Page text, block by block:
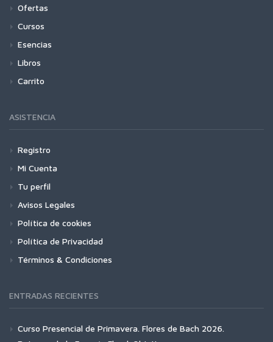
Ofertas
Cursos
Esencias
Libros
Carrito
ASISTENCIA
Registro
Mi Cuenta
Tu perfil
Avisos Legales
Política de cookies
Política de Privacidad
Términos & Condiciones
ENTRADAS RECIENTES
Curso Presencial de Primavera. Flores de Bach 2026.